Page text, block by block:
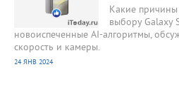
Какие причины
выбору Galaxy
новоиспеченные AI-алгоритмы,
скорость и камеры.
24 ЯНВ 2024